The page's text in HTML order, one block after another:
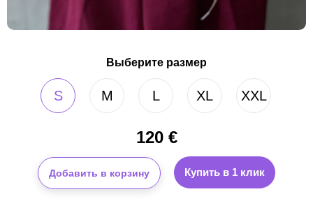
Выберите размер
S M L XL XXL
120€
Добавить в корзину Купить в 1 клик